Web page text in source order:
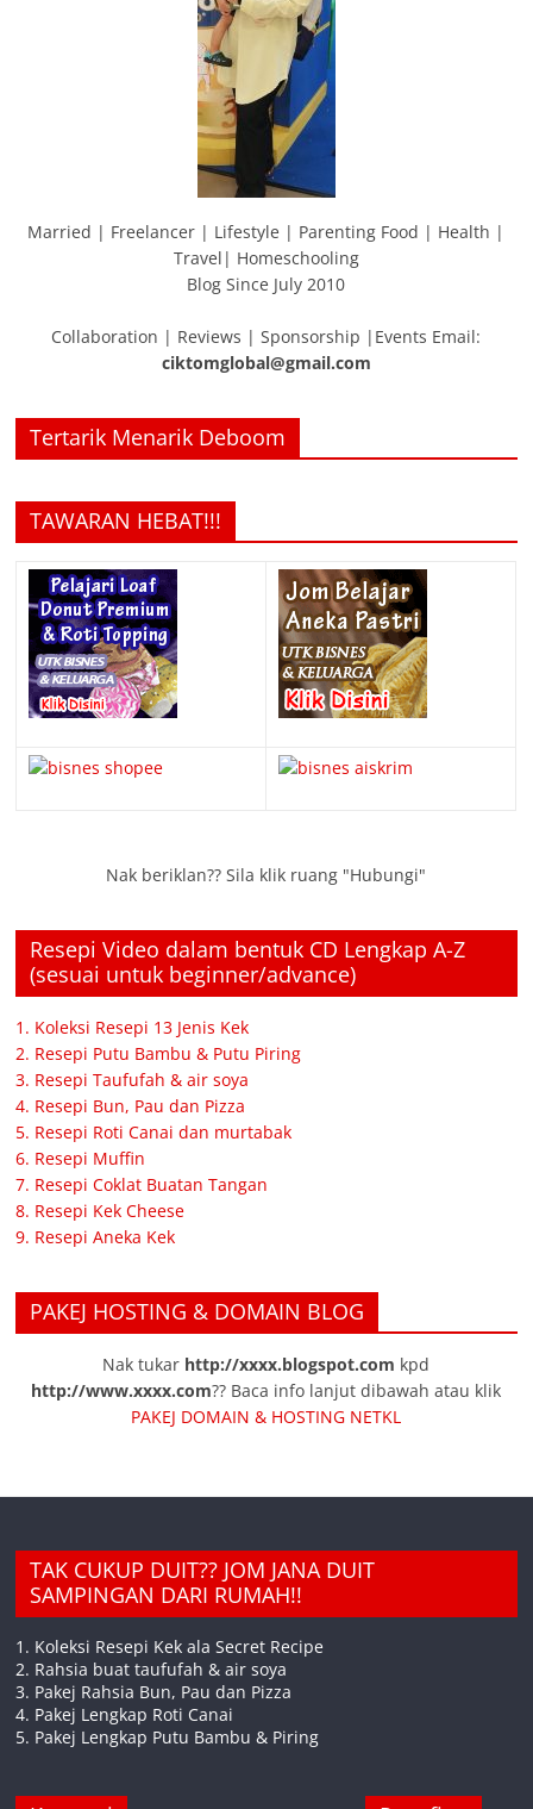
Married | Freelancer | Lifestyle | Parenting Food | Health |
Travel| Homeschooling
Blog Since July 2010
Collaboration | Reviews | Sponsorship |Events Email:
ciktomglobal@gmail.com
Tertarik Menarik Deboom
TAWARAN HEBAT!!!
Nak beriklan?? Sila klik ruang "Hubungi"
Resepi Video dalam bentuk CD Lengkap A-Z
(sesuai untuk beginner/advance)
1. Koleksi Resepi 13 Jenis Kek
2. Resepi Putu Bambu & Putu Piring
3. Resepi Taufufah & air soya
4. Resepi Bun, Pau dan Pizza
5. Resepi Roti Canai dan murtabak
6. Resepi Muffin
7. Resepi Coklat Buatan Tangan
8. Resepi Kek Cheese
9. Resepi Aneka Kek
PAKEJ HOSTING & DOMAIN BLOG
Nak tukar http://xxxx.blogspot.com kpd
http://www.xxxx.com?? Baca info lanjut dibawah atau klik
PAKEJ DOMAIN & HOSTING NETKL
TAK CUKUP DUIT?? JOM JANA DUIT
SAMPINGAN DARI RUMAH!!
1. Koleksi Resepi Kek ala Secret Recipe
2. Rahsia buat taufufah & air soya
3. Pakej Rahsia Bun, Pau dan Pizza
4. Pakej Lengkap Roti Canai
5. Pakej Lengkap Putu Bambu & Piring